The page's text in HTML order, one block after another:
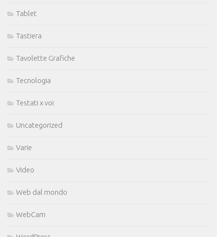
Tablet
Tastiera
Tavolette Grafiche
Tecnologia
Testati x voi
Uncategorized
Varie
Video
Web dal mondo
WebCam